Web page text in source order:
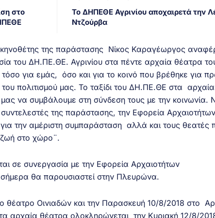
στο
Το ΔΗΠΕΘΕ Αγρινίου αποχαιρετά την
Ντζούρβα
της παράστασης Νίκος Καραγέωργος
του ΔΗ.ΠΕ.ΘΕ. Αγρινίου στα πέντε αρχαία θέατρα
για εμάς, όσο και για το κοινό που βρέθηκε για
πολιτισμού μας. Το ταξίδι του ΔΗ.ΠΕ.ΘΕ στα αρχαία
να συμβάλουμε στη σύνδεση τους με την κοινωνία.
της παράστασης, την Εφορεία Αρχαιοτήτων
την αμέριστη συμπαράσταση αλλά και τους θεατές
στο χώρο¨.
σε συνεργασία με την Εφορεία Αρχαιοτήτων
θα παρουσιαστεί στην Πλευρώνα.
Οινιαδών και την Παρασκευή 10/8/2018 στο
αρχαία θέατρα ολοκληρώνεται την Κυριακή 12/8/